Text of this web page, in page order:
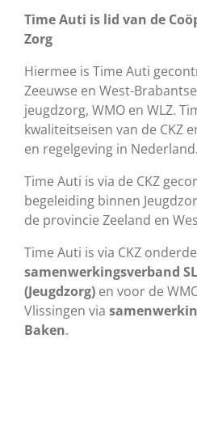
Time Auti is lid van de
Zorg
Hiermee is Time Auti
Zeeuwse en West-
jeugdzorg, WMO en WLZ.
kwaliteitseisen van de CKZ
en regelgeving in Nederland.
Time Auti is via de CKZ
begeleiding binnen
de provincie Zeeland en
Time Auti is via CKZ
samenwerkingsverband
(Jeugdzorg) en voor de
Vlissingen via
Baken.